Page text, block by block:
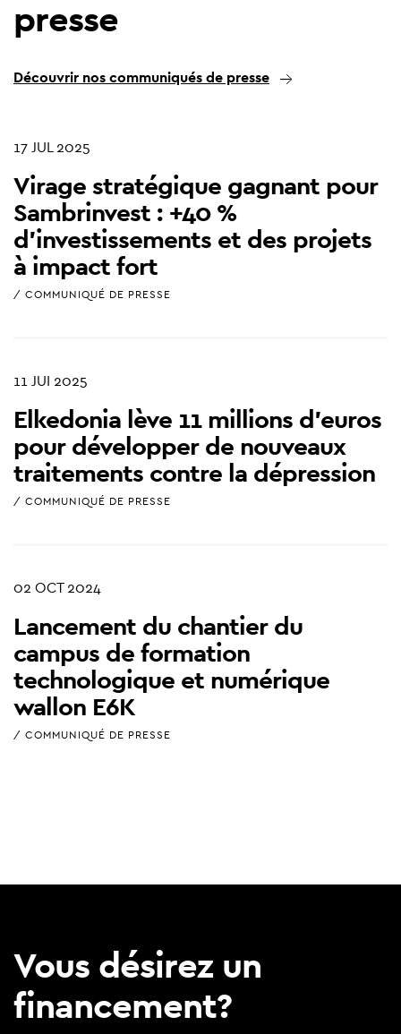
presse
Découvrir nos communiqués de presse
17 JUL 2025
Virage stratégique gagnant pour
Sambrinvest : +40 %
d’investissements et des projets
à impact fort
/ COMMUNIQUÉ DE PRESSE
11 JUI 2025
Elkedonia lève 11 millions d’euros
pour développer de nouveaux
traitements contre la dépression
/ COMMUNIQUÉ DE PRESSE
02 OCT 2024
Lancement du chantier du
campus de formation
technologique et numérique
wallon E6K
/ COMMUNIQUÉ DE PRESSE
Vous désirez un
financement?